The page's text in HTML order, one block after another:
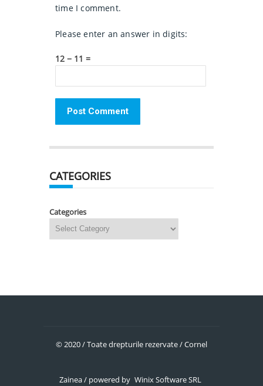
time I comment.
Please enter an answer in digits:
12 − 11 =
CATEGORIES
Categories
© 2020 / Toate drepturile rezervate / Cornel
Zainea / powered by Winix Software SRL